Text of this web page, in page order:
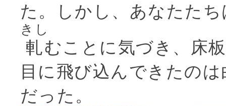
た。しかし、あなたた
軋
きし
むことに気づき、床
目に飛び込んできたの
だった。